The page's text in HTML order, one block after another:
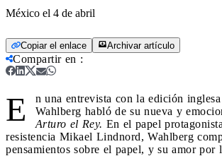
México el 4 de abril
Copiar el enlace Archivar artículo
Compartir en :
E
n una entrevista con la edición
Wahlberg habló de su nueva y
Arturo el Rey. En el papel
resistencia Mikael Lindnord, Wahlberg
pensamientos sobre el papel, y su amor por